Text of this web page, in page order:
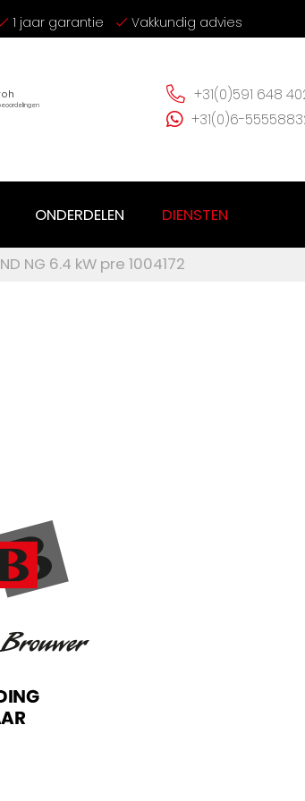
1 jaar garantie Vakkundig advies
+31(0)591 648
+31(0)6-
ONDERDELEN DIENSTEN
NG 6.4 kW pre 1004172